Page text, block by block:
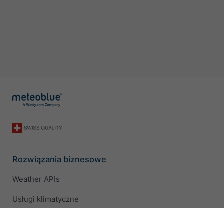
Rozwiązania biznesowe
Weather APIs
Usługi klimatyczne